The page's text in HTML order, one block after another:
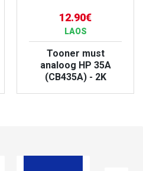
12.90€
LAOS
Tooner must
analoog HP 35A
(CB435A) - 2K